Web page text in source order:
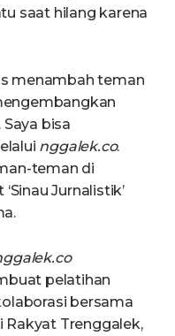
saat hilang karena
menambah teman
bisa
nggalek.co.
teman di
Jurnalistik’
pelatihan
bersama
Rakyat Trenggalek,